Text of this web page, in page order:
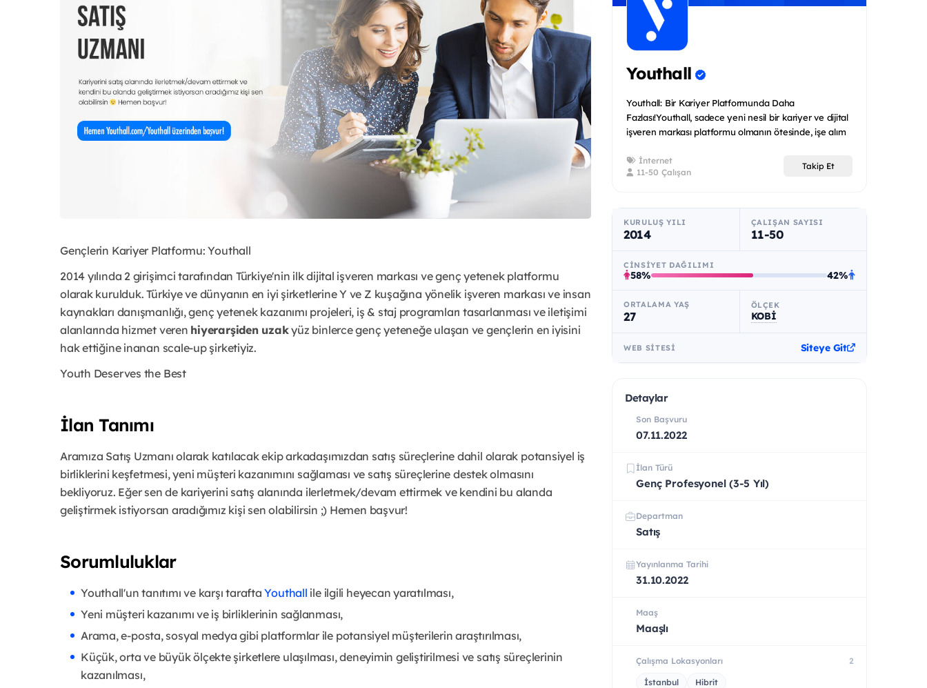
Gençlerin Kariyer Platformu: Youthall
2014 yılında 2 girişimci tarafından Türkiye'nin ilk dijital işveren markası ve genç yetenek platformu
olarak kurulduk. Türkiye ve dünyanın en iyi şirketlerine Y ve Z kuşağına yönelik işveren markası ve insan
kaynakları danışmanlığı, genç yetenek kazanımı projeleri, iş & staj programları tasarlanması ve iletişimi
alanlarında hizmet veren hiyerarşiden uzakyüz binlerce genç yeteneğe ulaşan ve gençlerin en iyisini
hak ettiğine inanan scale-up şirketiyiz.
Youth Deserves the Best
İlan Tanımı
Aramıza Satış Uzmanı olarak katılacak ekip arkadaşımızdan satış süreçlerine dahil olarak potansiyel iş
birliklerini keşfetmesi, yeni müşteri kazanımını sağlaması ve satış süreçlerine destek olmasını
bekliyoruz. Eğer sen de kariyerini satış alanında ilerletmek/devam ettirmek ve kendini bu alanda
geliştirmek istiyorsan aradığımız kişi sen olabilirsin ;) Hemen başvur!
Sorumluluklar
Youthall'un tanıtımı ve karşı taraftaYouthall ile ilgili heyecan yaratılması,
Yeni müşteri kazanımı ve iş birliklerinin sağlanması,
Arama, e-posta, sosyal medya gibi platformlar ile potansiyel müşterilerin araştırılması,
Küçük, orta ve büyük ölçekte şirketlere ulaşılması, deneyimin geliştirilmesi ve satış süreçlerinin
kazanılması,
Youthall
Youthall: Bir Kariyer Platformunda Daha
Fazlası!Youthall, sadece yeni nesil bir kariyer ve dijital
işveren markası platformu olmanın ötesinde, işe alım
İnternet
11-50 Çalışan
Takip Et
KURULUŞ YILI
2014
ÇALIŞAN SAYISI
11-50
CINSIYET DAĞILIMI
58% 42%
ORTALAMA YAŞ
27
ÖLÇEK
KOBİ
WEB SITESI Siteye Git
Detaylar
Son Başvuru
07.11.2022
İlan Türü
Genç Profesyonel (3-5 Yıl)
Departman
Satış
Yayınlanma Tarihi
31.10.2022
Maaş
Maaşlı
Çalışma Lokasyonları 2
İstanbul Hibrit